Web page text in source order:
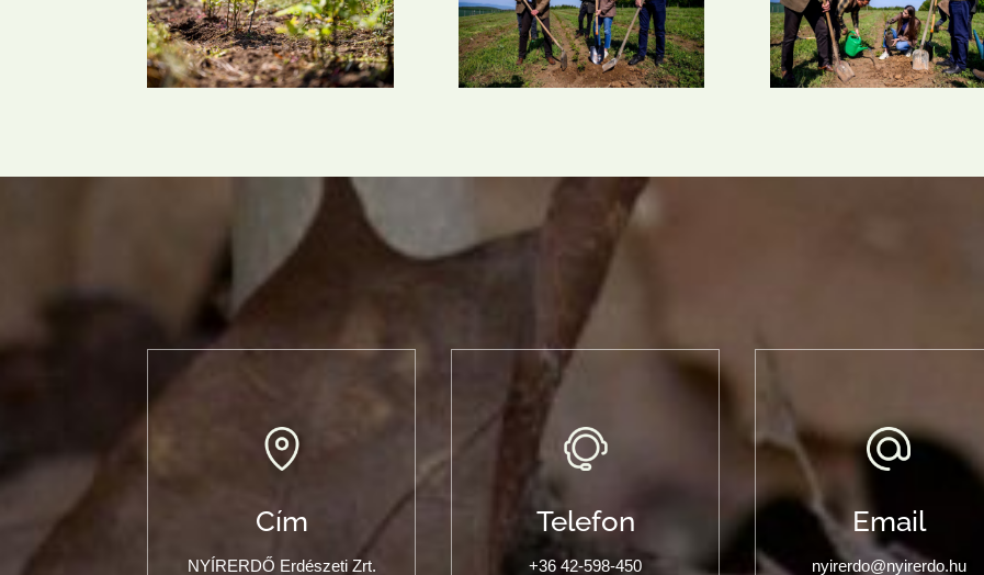
Cím
NYÍRERDŐ Erdészeti Zrt.
Telefon
+36 42-598-450
Email
nyirerdo@nyirerdo.hu